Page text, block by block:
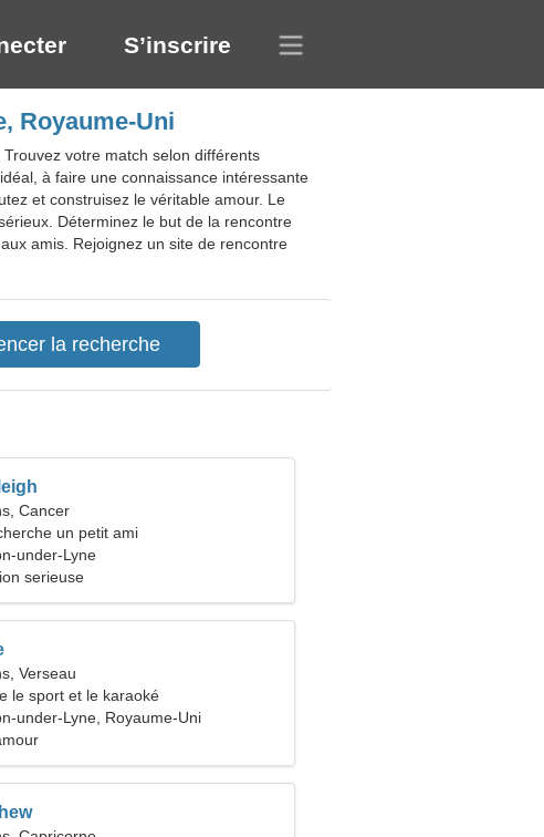
S’inscrire
Royaume-Uni
votre match selon différents
à faire une connaissance intéressante
et construisez le véritable amour. Le
Déterminez le but de la rencontre
amis. Rejoignez un site de rencontre
Cancer
un petit ami
under-Lyne
serieuse
Verseau
le sport et le karaoké
under-Lyne, Royaume-Uni